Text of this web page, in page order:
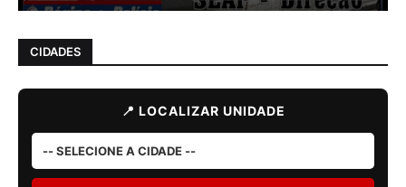
CIDADES
📍 LOCALIZAR UNIDADE